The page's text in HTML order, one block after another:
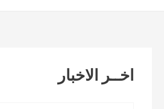
اخــر الاخبار